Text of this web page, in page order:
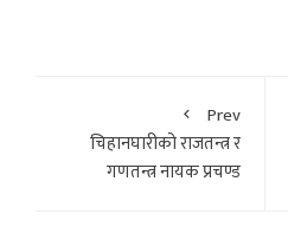
Prev
चिहानघारीको राजतन्त्र र
गणतन्त्र नायक प्रचण्ड